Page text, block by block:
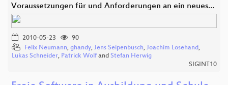
Voraussetzungen für und Anforderungen an ein neues…
2010-05-23
90
Felix Neumann, ghandy, Jens Seipenbusch, Joachim Losehand,
Lukas Schneider, Patrick Wolf and Stefan Herwig
SIGINT10